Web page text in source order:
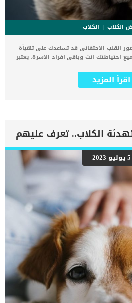
الكلاب
الكلاب
القلب الاحتقانى قد تساعدك على تهيأة
احتياطتك انت وباقى افراد الاسرة. يعتبر
بما فى ذلك الكلاب والقطط. كما ان القلب
واى قصور به يعتبر قصور فى باقى
عند الكلاب فى هذا المقال سنطلعك على
أن كلبك قد اقترب من مرحلة يحتافيها إلى
الرحيم. يمكننا اختصار هذه العلامات
التى يتدرجها الكلب الى ان يصل الى
بسبب قصور القلب الاحتقانى كما ذكرنا
مراحل متدرجة الى المرحلة الاخيرة وهى
ان الكلب معرض لخطر الإصابة بسرطان
أعراض ولا تغييرات في القلب. _المرحلة
الكلب […]
اقرأ المزيد
5 يوليو 2023